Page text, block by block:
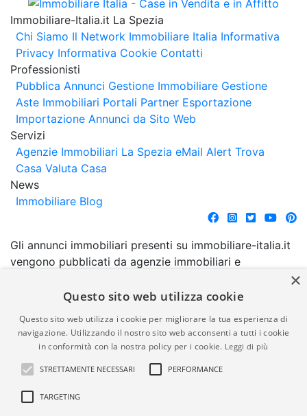
Immobiliare-Italia.it La Spezia
Chi Siamo Il Network Immobiliare Italia Informativa
Privacy Informativa Cookie Contatti
Professionisti
Pubblica Annunci Gestione Immobiliare Gestione
Aste Immobiliari Portali Partner Esportazione
Importazione Annunci da Sito Web
Servizi
Agenzie Immobiliari La Spezia eMail Alert Trova
Casa Valuta Casa
News
Immobiliare Blog
Gli annunci immobiliari presenti su immobiliare-italia.it
vengono pubblicati da agenzie immobiliari e
comporta l'approvazione o l'avallo da parte di
garanzia da parte di quest'ultima. immobiliare-italia.it
quindi non è responsabile della veridicità, della
correttezza, della completezza, della normativa in
materia di privacy e/o di alcun altro aspetto dei
suddetti annunci.
×
Questo sito web utilizza cookie
Questo sito web utilizza i cookie per migliorare la tua esperienza di
navigazione. Utilizzando il nostro sito web acconsenti a tutti i cookie
in conformità con la nostra policy per i cookie. Leggi di più
STRETTAMENTE NECESSARI PERFORMANCE
TARGETING